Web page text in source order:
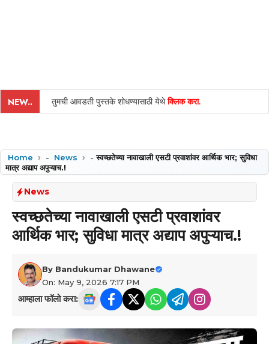
NEW.. तुमची आवडती पुस्तके शोधण्यासाठी येथेक्लिक करा.
Home - News -स्वच्छतेच्या नावाखाली एसटी प्रवाशांवर आर्थिक भार; सुविधा
मात्र अद्याप अपुऱ्याच.!
News
स्वच्छतेच्या नावाखाली एसटी प्रवाशांवर
आर्थिक भार; सुविधा मात्र अद्याप अपुऱ्याच.!
By Bandukumar Dhawane
On: May 9, 2026 7:17 PM
आम्हाला फॉलो करा: